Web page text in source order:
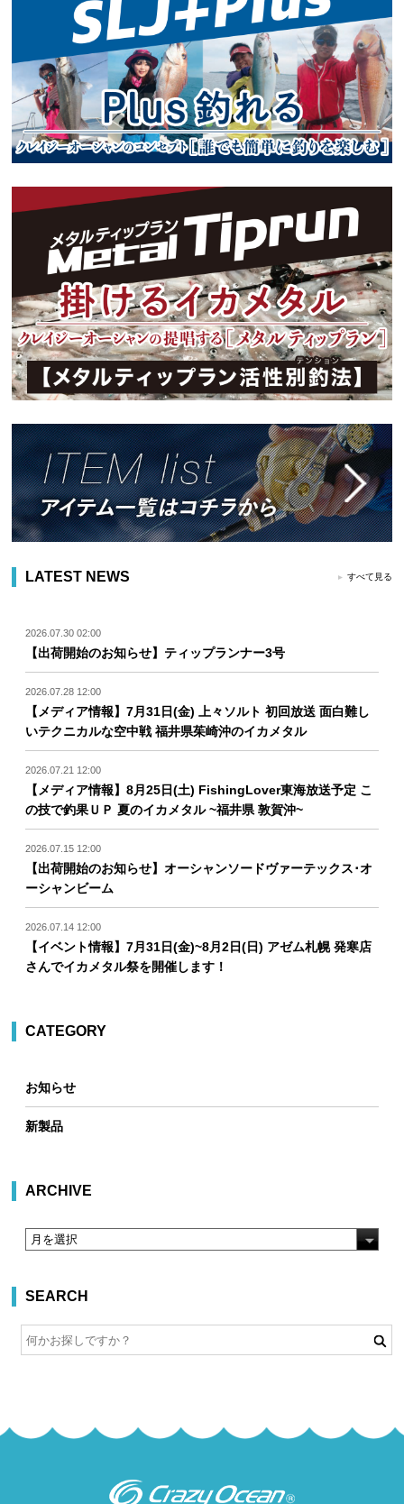
LATEST NEWS すべて見る
2026.07.30 02:00
【出荷開始のお知らせ】ティップランナー3号
2026.07.28 12:00
【メディア情報】7月31日(金) 上々ソルト 初回放送 面白難し
いテクニカルな空中戦 福井県茱崎沖のイカメタル
2026.07.21 12:00
【メディア情報】8月25日(土) FishingLover東海放送予定 こ
の技で釣果ＵＰ 夏のイカメタル ~福井県 敦賀沖~
2026.07.15 12:00
【出荷開始のお知らせ】オーシャンソードヴァーテックス･オ
ーシャンビーム
2026.07.14 12:00
【イベント情報】7月31日(金)~8月2日(日) アゼム札幌 発寒店
さんでイカメタル祭を開催します！
CATEGORY
お知らせ
新製品
ARCHIVE
SEARCH